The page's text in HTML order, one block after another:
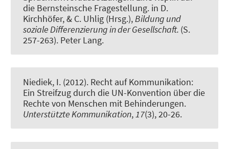
die Bernsteinsche Fragestellung. in D.
Kirchhöfer, & C. Uhlig (Hrsg.),Bildung und
soziale Differenzierung in der Gesellschaft. (S.
257-263). Peter Lang.
Niediek, I. (2012). Recht auf Kommunikation:
Ein Streifzug durch die UN-Konvention über die
Rechte von Menschen mit Behinderungen.
Unterstützte Kommunikation,17(3), 20-26.